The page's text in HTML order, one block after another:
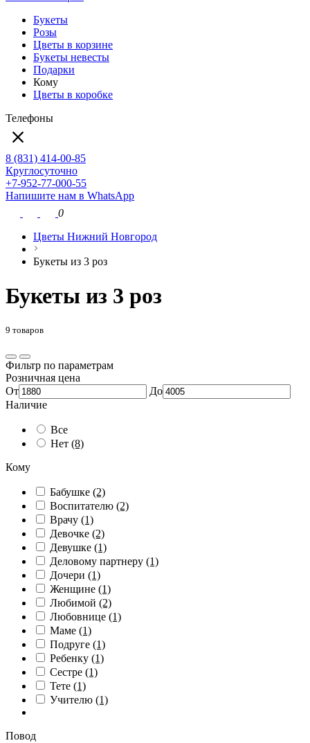
Букеты
Розы
Цветы в корзине
Букеты невесты
Подарки
Кому
Цветы в коробке
Телефоны
8 (831) 414-00-85
Круглосуточно
+7-952-77-000-55
Напишите нам в WhatsApp
0
Цветы Нижний Новгород
Букеты из 3 роз
Букеты из 3 роз
9 товаров
Фильтр по параметрам
Розничная цена
От
До
Наличие
Все
Нет (8)
Кому
Бабушке (2)
Воспитателю (2)
Врачу (1)
Девочке (2)
Девушке (1)
Деловому партнеру (1)
Дочери (1)
Женщине (1)
Любимой (2)
Любовнице (1)
Маме (1)
Подруге (1)
Ребенку (1)
Сестре (1)
Тете (1)
Учителю (1)
Повод